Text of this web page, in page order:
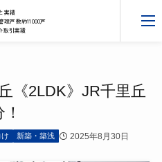
実績
理戸数約11000戸
取引実績
《2LDK》JR千里丘
新築・築浅 2025年8月30日